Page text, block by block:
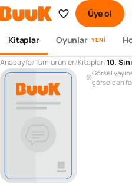
Üye ol
Kitaplar Oyunlar YENI
Anasayfa/Tüm ürünler/Kitaplar/10.
Görsel
görselden